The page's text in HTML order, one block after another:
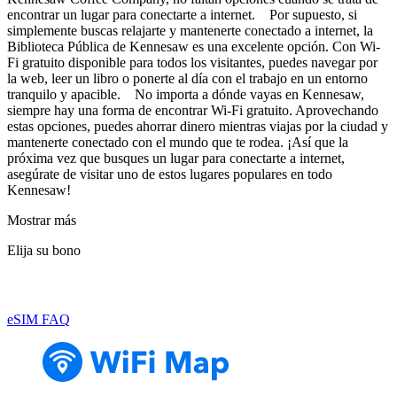
encontrar un lugar para conectarte a internet. Por supuesto, si
simplemente buscas relajarte y mantenerte conectado a internet, la
Biblioteca Pública de Kennesaw es una excelente opción. Con Wi-
Fi gratuito disponible para todos los visitantes, puedes navegar por
la web, leer un libro o ponerte al día con el trabajo en un entorno
tranquilo y apacible. No importa a dónde vayas en Kennesaw,
siempre hay una forma de encontrar Wi-Fi gratuito. Aprovechando
estas opciones, puedes ahorrar dinero mientras viajas por la ciudad y
mantenerte conectado con el mundo que te rodea. ¡Así que la
próxima vez que busques un lugar para conectarte a internet,
asegúrate de visitar uno de estos lugares populares en todo
Kennesaw!
Mostrar más
Elija su bono
eSIM FAQ